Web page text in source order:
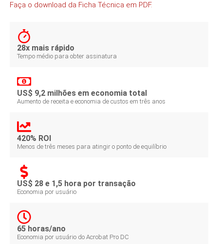
Faça o download da Ficha Técnica em PDF.
28x mais rápido
Tempo médio para obter assinatura
US$ 9,2 milhões em economia total
Aumento de receita e economia de custos em três anos
420% ROI
Menos de três meses para atingir o ponto de equilíbrio
US$ 28 e 1,5 hora por transação
Economia por usuário
65 horas/ano
Economia por usuário do Acrobat Pro DC